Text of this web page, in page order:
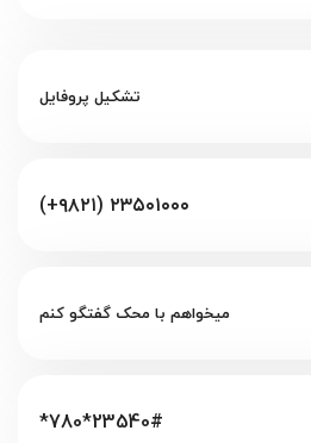
تشکیل پروفایل
(+۹۸۲۱) ۲۳۵۰۱۰۰۰
میخواهم با محک گفتگو کنم
*780*23540#